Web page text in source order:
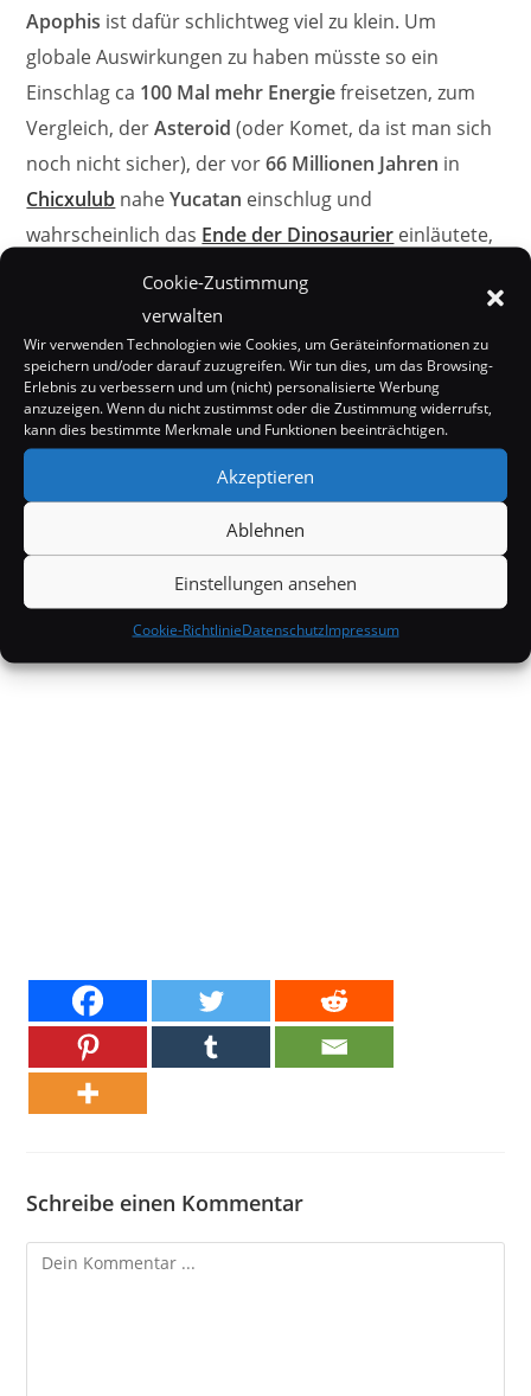
Cookie-Zustimmung
verwalten
Wir verwenden Technologien wie Cookies, um Geräteinformationen zu
speichern und/oder darauf zuzugreifen. Wir tun dies, um das Browsing-
Erlebnis zu verbessern und um (nicht) personalisierte Werbung
anzuzeigen. Wenn du nicht zustimmst oder die Zustimmung widerrufst,
kann dies bestimmte Merkmale und Funktionen beeinträchtigen.
Akzeptieren
Ablehnen
Einstellungen ansehen
Cookie-RichtlinieDatenschutzImpressum
Apophis ist dafür schlichtweg viel zu klein. Um
globale Auswirkungen zu haben müsste so ein
Einschlag ca 100 Mal mehr Energiefreisetzen, zum
Vergleich, derAsteroid(oder Komet, da ist man sich
noch nicht sicher), der vor66 Millionen Jahren in
Chicxulub naheYucatan einschlug und
wahrscheinlich das Ende der Dinosaurier einläutete,
hatte wahrscheinlich einen Durchmesser im Bereich
10 bis 15 Kilometern
Schreibe einen Kommentar
Kommentieren